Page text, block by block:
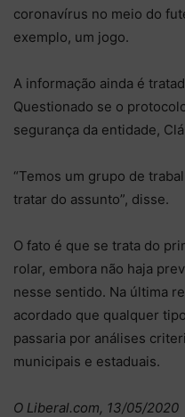
coronavírus no meio do
exemplo, um jogo.
A informação ainda é
Questionado se o
segurança da entidade,
“Temos um grupo de
tratar do assunto”, disse.
O fato é que se trata do
rolar, embora não haja
nesse sentido. Na última
acordado que qualquer
passaria por análises
municipais e estaduais.
O Liberal.com, 13/05/2020